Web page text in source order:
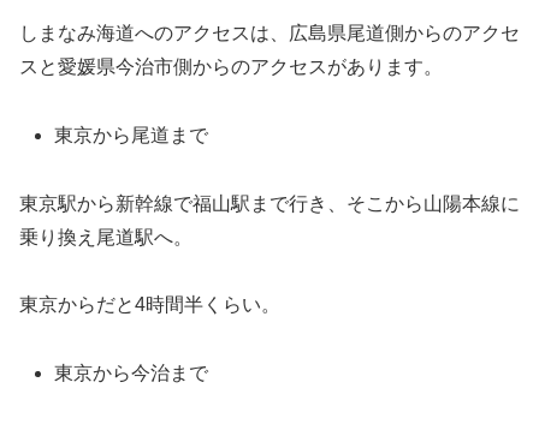
しまなみ海道へのアクセスは、広島県尾道側からのアクセ
スと愛媛県今治市側からのアクセスがあります。
東京から尾道まで
東京駅から新幹線で福山駅まで行き、そこから山陽本線に
乗り換え尾道駅へ。
東京からだと4時間半くらい。
東京から今治まで